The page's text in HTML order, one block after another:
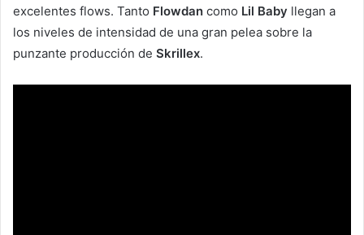
excelentes flows. Tanto Flowdan como Lil Baby llegan a
los niveles de intensidad de una gran pelea sobre la
punzante producción de Skrillex.